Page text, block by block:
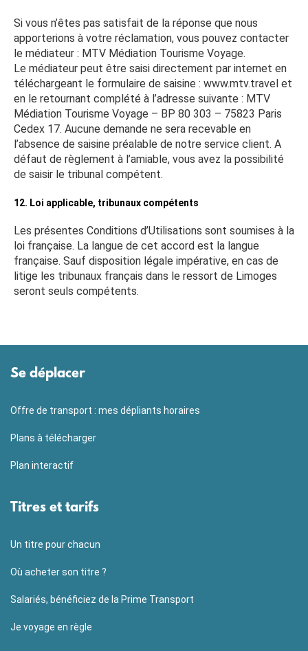
Si vous n’êtes pas satisfait de la réponse que nous
apporterions à votre réclamation, vous pouvez contacter
le médiateur : MTV Médiation Tourisme Voyage.
Le médiateur peut être saisi directement par internet en
téléchargeant le formulaire de saisine : www.mtv.travel et
en le retournant complété à l’adresse suivante : MTV
Médiation Tourisme Voyage – BP 80 303 – 75823 Paris
Cedex 17. Aucune demande ne sera recevable en
l’absence de saisine préalable de notre service client. A
défaut de règlement à l’amiable, vous avez la possibilité
de saisir le tribunal compétent.
12. Loi applicable, tribunaux compétents
Les présentes Conditions d’Utilisations sont soumises à la
loi française. La langue de cet accord est la langue
française. Sauf disposition légale impérative, en cas de
litige les tribunaux français dans le ressort de Limoges
seront seuls compétents.
Se déplacer
Offre de transport : mes dépliants horaires
Plans à télécharger
Plan interactif
Titres et tarifs
Un titre pour chacun
Où acheter son titre ?
Salariés, bénéficiez de la Prime Transport
Je voyage en règle